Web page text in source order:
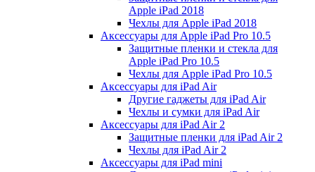
Apple iPad 2018
Чехлы для Apple iPad 2018
Аксессуары для Apple iPad Pro 10.5
Защитные пленки и стекла для
Apple iPad Pro 10.5
Чехлы для Apple iPad Pro 10.5
Аксессуары для iPad Air
Другие гаджеты для iPad Air
Чехлы и сумки для iPad Air
Аксессуары для iPad Air 2
Защитные пленки для iPad Air 2
Чехлы для iPad Air 2
Аксессуары для iPad mini